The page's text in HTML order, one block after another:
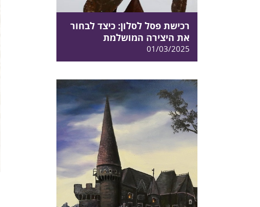
רכישת פסל לסלון: כיצד לבחור
את היצירה המושלמת
01/03/2025